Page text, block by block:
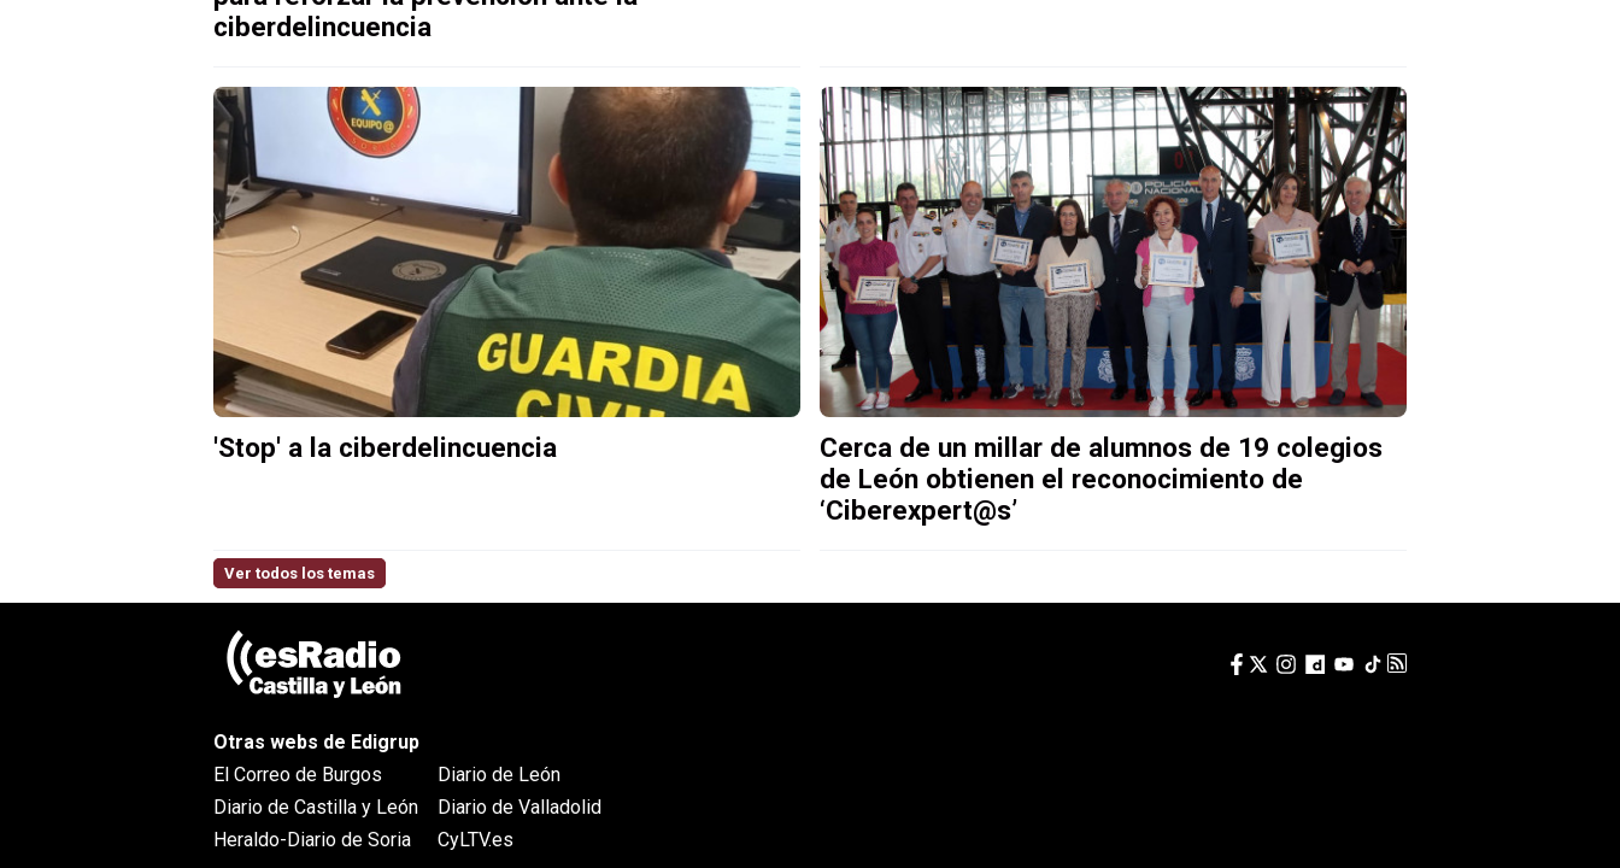
ciberdelincuencia
'Stop' a la ciberdelincuencia
Cerca de un millar de alumnos de 19 colegios
de León obtienen el reconocimiento de
‘Ciberexpert@s’
Ver todos los temas
Otras webs de Edigrup
El Correo de Burgos
Diario de Castilla y León
Heraldo-Diario de Soria
Diario de León
Diario de Valladolid
CyLTV.es